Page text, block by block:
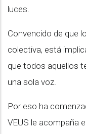
luces.
Convencido de que
colectiva, está
que todos aquellos
una sola voz.
Por eso ha
VEUS le acompaña